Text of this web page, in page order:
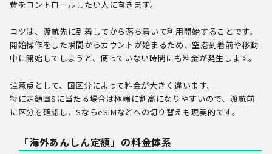
費をコントロールしたい人に向きます。
コツは、渡航先に到着してから落ち着いて利用開始することです。
開始操作をした瞬間からカウントが始まるため、空港到着前や移動
中に開始してしまうと、使っていない時間にも料金が発生します。
注意点として、国区分によって料金が大きく違います。
特に定額国Sに当たる場合は極端に割高になりやすいので、渡航前
に区分を確認し、SならeSIMなどへの切り替えも現実的です。
「海外あんしん定額」の料金体系